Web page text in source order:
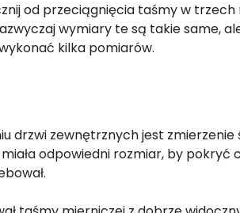
od przeciągnięcia taśmy w
wymiary te są takie same,
kilka pomiarów.
drzwi zewnętrznych jest zmierzenie
odpowiedni rozmiar, by pokryć